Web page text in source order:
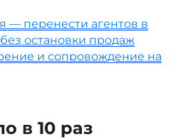
— перенести агентов в
остановки продаж
и сопровождение на
в 10 раз